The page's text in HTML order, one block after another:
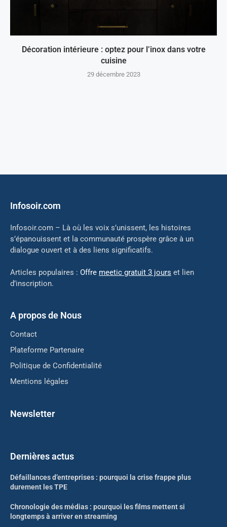
Décoration intérieure : optez pour l’inox dans votre
cuisine
29 décembre 2023
Infosoir.com
Infosoir.com – Là où les voix s’unissent, les histoires
s’épanouissent et la communauté prospère grâce à un
dialogue ouvert et à des liens significatifs.
Articles populaires : Offre meetic gratuit 3 jours et lien
d’inscription.
A propos de Nous
Contact
Plateforme Partenaire
Politique de Confidentialité
Mentions légales
Newsletter
Dernières actus
Défaillances d’entreprises : pourquoi la crise frappe plus
durement les TPE
Chronologie des médias : pourquoi les films mettent si
longtemps à arriver en streaming